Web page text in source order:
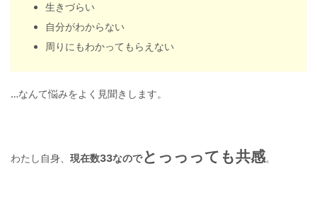
生きづらい
自分がわからない
周りにもわかってもらえない
…なんて悩みをよく見聞きします。
わたし自身、 現在数33なのでとっっっても共感。